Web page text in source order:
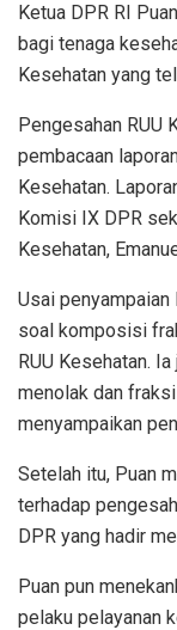
Ketua DPR RI
bagi tenaga
Kesehatan yang
Pengesahan RUU
pembacaan
Kesehatan.
Komisi IX DPR
Kesehatan,
Usai
soal komposisi
RUU Kesehatan.
menolak dan
menyampaikan
Setelah itu, Puan
terhadap
DPR yang hadir
Puan pun
pelaku pelayanan